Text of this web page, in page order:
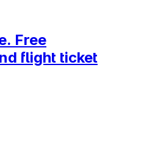
Free
flight ticket